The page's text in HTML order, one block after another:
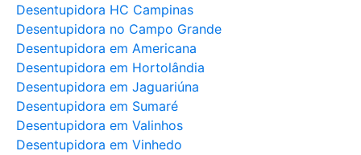
Desentupidora HC Campinas
Desentupidora no Campo Grande
Desentupidora em Americana
Desentupidora em Hortolândia
Desentupidora em Jaguariúna
Desentupidora em Sumaré
Desentupidora em Valinhos
Desentupidora em Vinhedo